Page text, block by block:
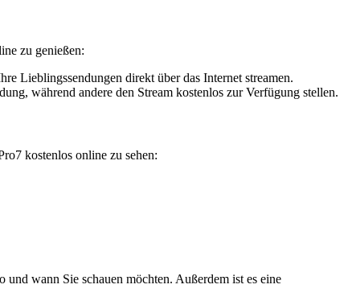
zu genießen:
Lieblingssendungen direkt über das Internet streamen.
während andere den Stream kostenlos zur Verfügung stellen.
kostenlos online zu sehen:
wann Sie schauen möchten. Außerdem ist es eine